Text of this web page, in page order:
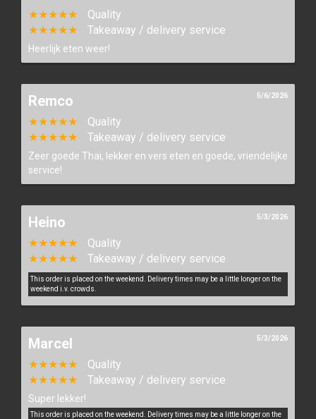
★★★★★
Quality
★★★★★
Takeaway / delivery service
Heerlijk eten weer!
Remco
★★★★★
Quality
★★★★★
Takeaway / delivery service
Zeer goede Thai, lekker en vers eten en goede, vriendelijke
service!
5/6/2026
Heino
★★★★★
Quality
★★★★★
Takeaway / delivery service
This order is placed on the weekend. Delivery times may be a little longer on the
weekend i.v. crowds.
5/3/2026
Marcel
★★★★★
Quality
★★★★★
Takeaway / delivery service
Super lekker!
This order is placed on the weekend. Delivery times may be a little longer on the
5/3/2026